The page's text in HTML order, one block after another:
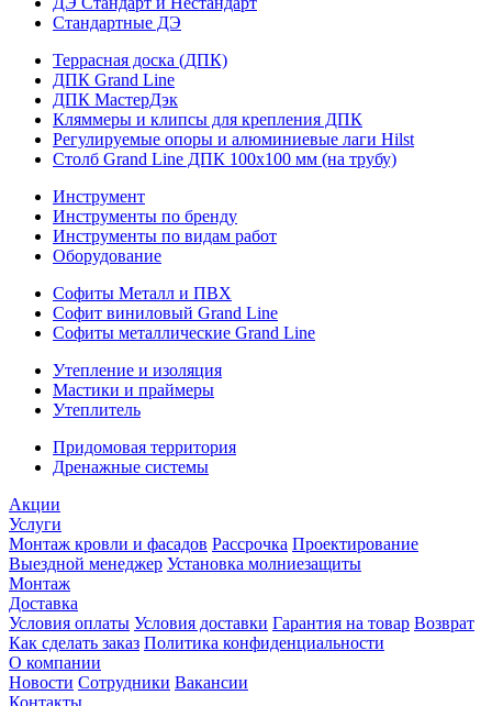
Стандартные ДЭ
Террасная доска (ДПК)
ДПК Grand Line
ДПК МастерДэк
Кляммеры и клипсы для крепления ДПК
Регулируемые опоры и алюминиевые лаги Hilst
Столб Grand Line ДПК 100х100 мм (на трубу)
Инструмент
Инструменты по бренду
Инструменты по видам работ
Оборудование
Софиты Металл и ПВХ
Софит виниловый Grand Line
Софиты металлические Grand Line
Утепление и изоляция
Мастики и праймеры
Утеплитель
Придомовая территория
Дренажные системы
Акции
Услуги
Монтаж кровли и фасадов Рассрочка Проектирование
Выездной менеджер Установка молниезащиты
Монтаж
Доставка
Условия оплаты Условия доставки Гарантия на товар Возврат
Как сделать заказ Политика конфиденциальности
О компании
Новости Сотрудники Вакансии
Контакты